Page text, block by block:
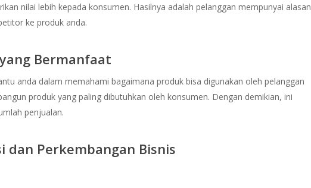
nilai lebih kepada konsumen. Hasilnya adalah pelanggan mempunyai alasan
ke produk anda.
Bermanfaat
anda dalam memahami bagaimana produk bisa digunakan oleh pelanggan
produk yang paling dibutuhkan oleh konsumen. Dengan demikian, ini
penjualan.
dan Perkembangan Bisnis